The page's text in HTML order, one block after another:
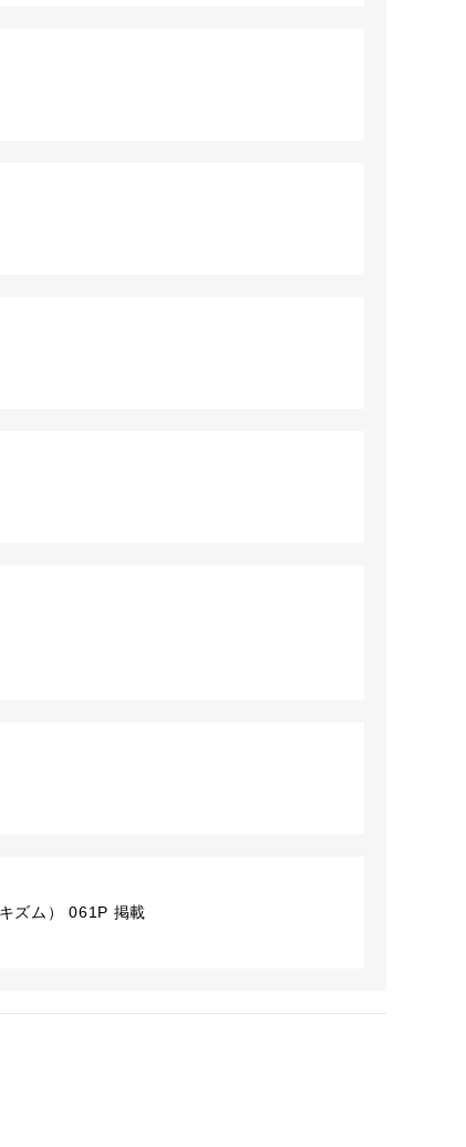
ズム） 061P 掲載